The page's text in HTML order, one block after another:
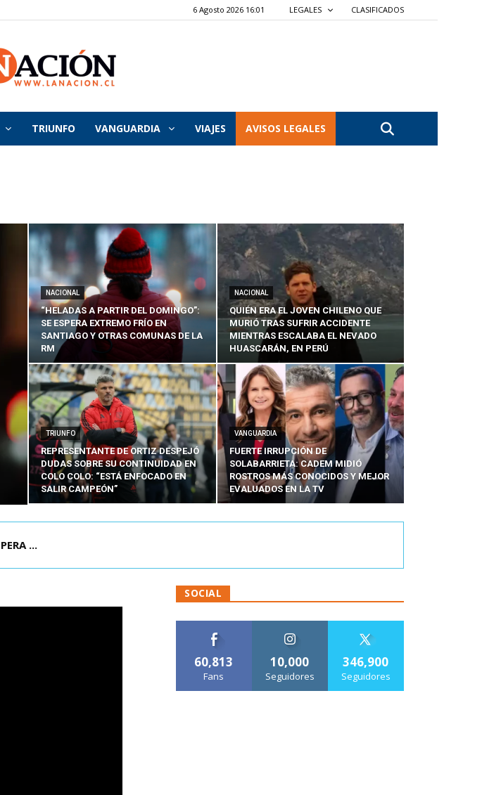
6 Agosto 2026 16:01 LEGALES CLASIFICADOS
La
Nación
TRIUNFO VANGUARDIA VIAJES AVISOS LEGALES
NACIONAL
“HELADAS A PARTIR DEL DOMINGO”:
SE ESPERA EXTREMO FRÍO EN
SANTIAGO Y OTRAS COMUNAS DE LA
RM
NACIONAL
QUIÉN ERA EL JOVEN CHILENO QUE
MURIÓ TRAS SUFRIR ACCIDENTE
MIENTRAS ESCALABA EL NEVADO
HUASCARÁN, EN PERÚ
TRIUNFO
REPRESENTANTE DE ORTIZ DESPEJÓ
DUDAS SOBRE SU CONTINUIDAD EN
COLO COLO: “ESTÁ ENFOCADO EN
SALIR CAMPEÓN”
VANGUARDIA
FUERTE IRRUPCIÓN DE
SOLABARRIETA: CADEM MIDIÓ
ROSTROS MÁS CONOCIDOS Y MEJOR
EVALUADOS EN LA TV
...
SOCIAL
60,813
Fans
10,000
Seguidores
346,900
Seguidores